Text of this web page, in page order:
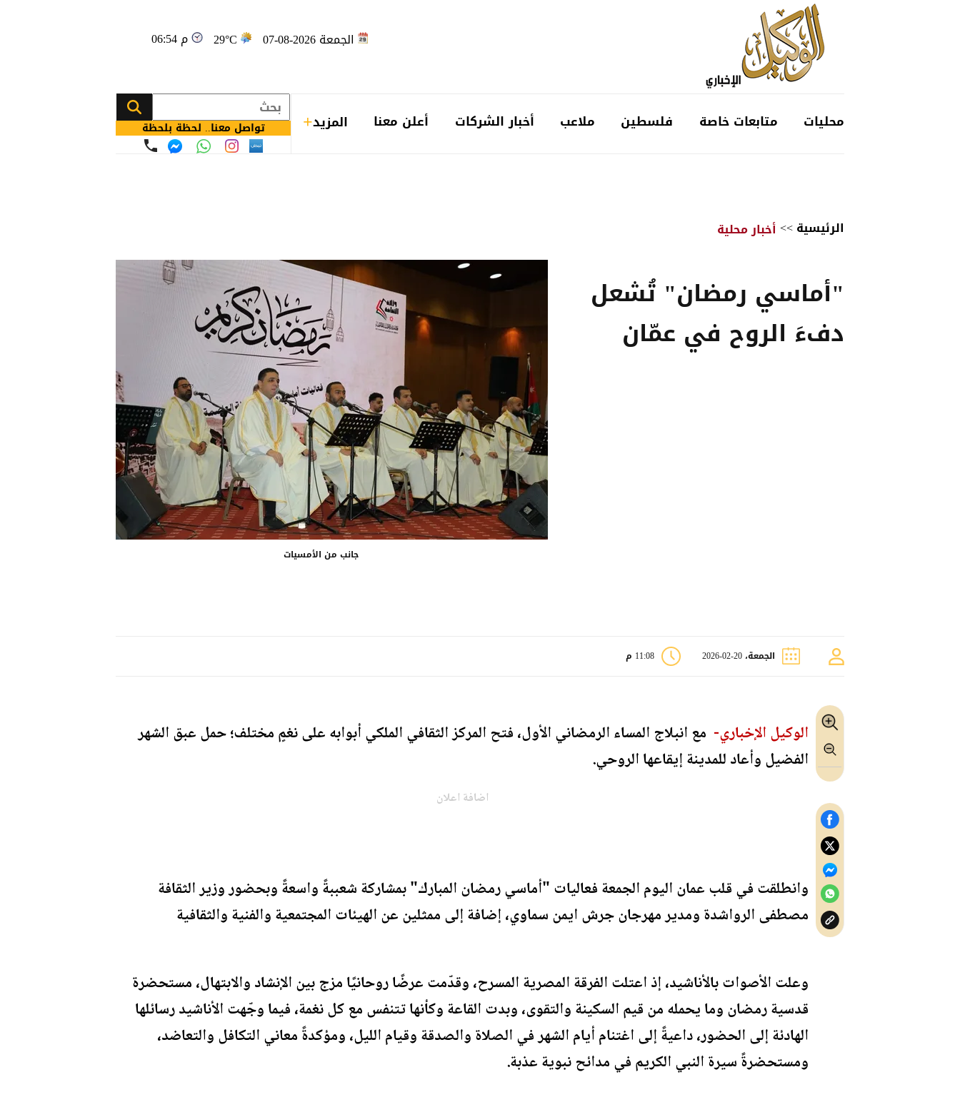
الجمعة 2026-08-07 29°C 06:54 م
محليات متابعات خاصة فلسطين ملاعب أخبار الشركات أعلن معنا المزيد تواصل معنا.. لحظة بلحظة
الرئيسية>>أخبار محلية
"أماسي رمضان" تُشعل
دفءَ الروح في عمّان
جانب من الأمسيات
الجمعة، 20-02-2026 11:08 م
الوكيل الإخباري- مع انبلاج المساء الرمضاني الأول، فتح المركز الثقافي الملكي أبوابه على نغمٍ مختلف؛ حمل عبق الشهر
الفضيل وأعاد للمدينة إيقاعها الروحي.
اضافة اعلان
وانطلقت في قلب عمان اليوم الجمعة فعاليات "أماسي رمضان المبارك" بمشاركة شعببةً واسعةً وبحضور وزير الثقافة
مصطفى الرواشدة ومدير مهرجان جرش ايمن سماوي، إضافة إلى ممثلين عن الهيئات المجتمعية والفنية والثقافية
وعلت الأصوات بالأناشيد، إذ اعتلت الفرقة المصرية المسرح، وقدّمت عرضًا روحانيًا مزج بين الإنشاد والابتهال، مستحضرة
قدسية رمضان وما يحمله من قيم السكينة والتقوى، وبدت القاعة وكأنها تتنفس مع كل نغمة، فيما وجّهت الأناشيد رسائلها
الهادئة إلى الحضور، داعيةً إلى اغتنام أيام الشهر في الصلاة والصدقة وقيام الليل، ومؤكدةً معاني التكافل والتعاضد،
ومستحضرةً سيرة النبي الكريم في مدائح نبوية عذبة.